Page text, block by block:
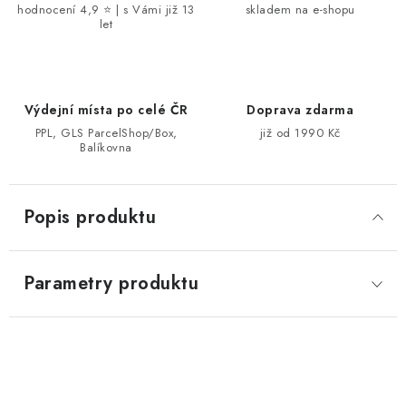
hodnocení 4,9 ⭐ | s Vámi již 13
let
skladem na e-shopu
Výdejní místa po celé ČR
PPL, GLS ParcelShop/Box,
Balíkovna
Doprava zdarma
již od 1990 Kč
Popis produktu
Parametry produktu